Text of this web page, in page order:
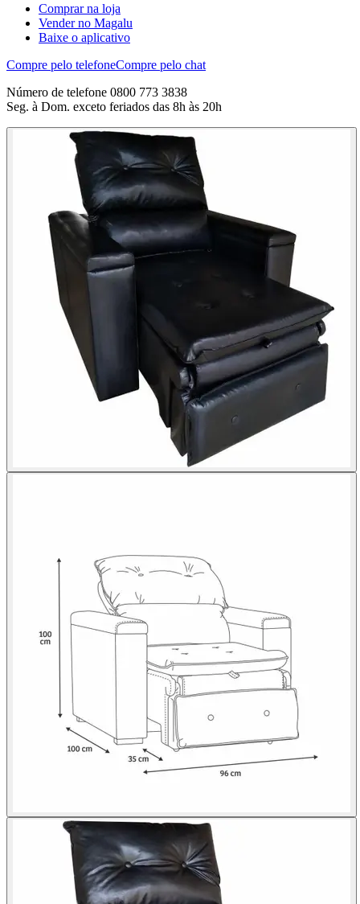
Comprar na loja
Vender no Magalu
Baixe o aplicativo
Compre pelo telefoneCompre pelo chat
Número de telefone 0800 773 3838
Seg. à Dom. exceto feriados das 8h às 20h